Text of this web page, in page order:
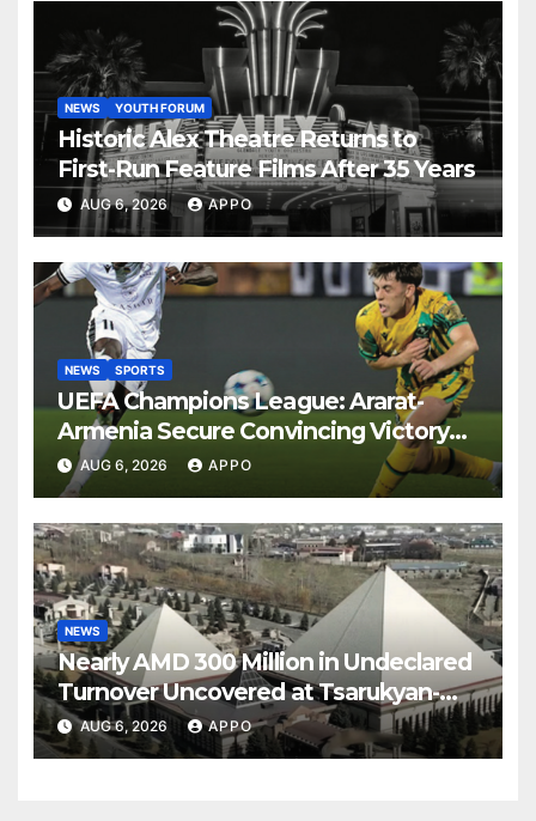
NEWS YOUTH FORUM
Historic Alex Theatre Returns to
First-Run Feature Films After 35 Years
AUG 6, 2026 APPO
NEWS SPORTS
UEFA Champions League: Ararat-
Armenia Secure Convincing Victory
Over Shamrock Rovers 2-0
AUG 6, 2026 APPO
NEWS
Nearly AMD 300 Million in Undeclared
Turnover Uncovered at Tsarukyan-
Owned Entertainment Center
AUG 6, 2026 APPO